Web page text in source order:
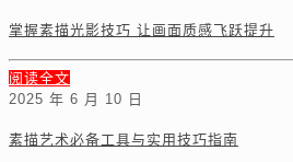
掌握素描光影技巧 让画面质感飞跃提升
阅读全文
2025 年 6 月 10 日
素描艺术必备工具与实用技巧指南